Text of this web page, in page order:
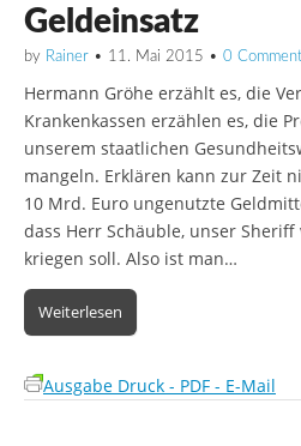
Geldeinsatz
by Rainer • 11. Mai 2015 • 0
Hermann Gröhe erzählt es, die
Krankenkassen erzählen es, die
unserem staatlichen
mangeln. Erklären kann zur Zeit
10 Mrd. Euro ungenutzte
dass Herr Schäuble, unser
kriegen soll. Also ist man…
Weiterlesen
Ausgabe Druck - PDF - E-Mail